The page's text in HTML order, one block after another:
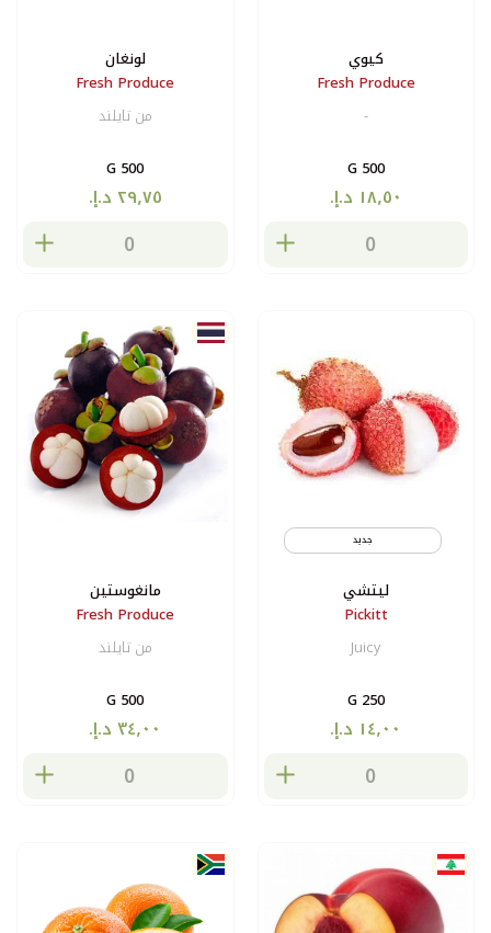
كيوي
Fresh Produce
-
500 G
لونغان
Fresh Produce
من تايلند
500 G
جديد
ليتشي
Pickitt
Juicy
250 G
مانغوستين
Fresh Produce
من تايلند
500 G